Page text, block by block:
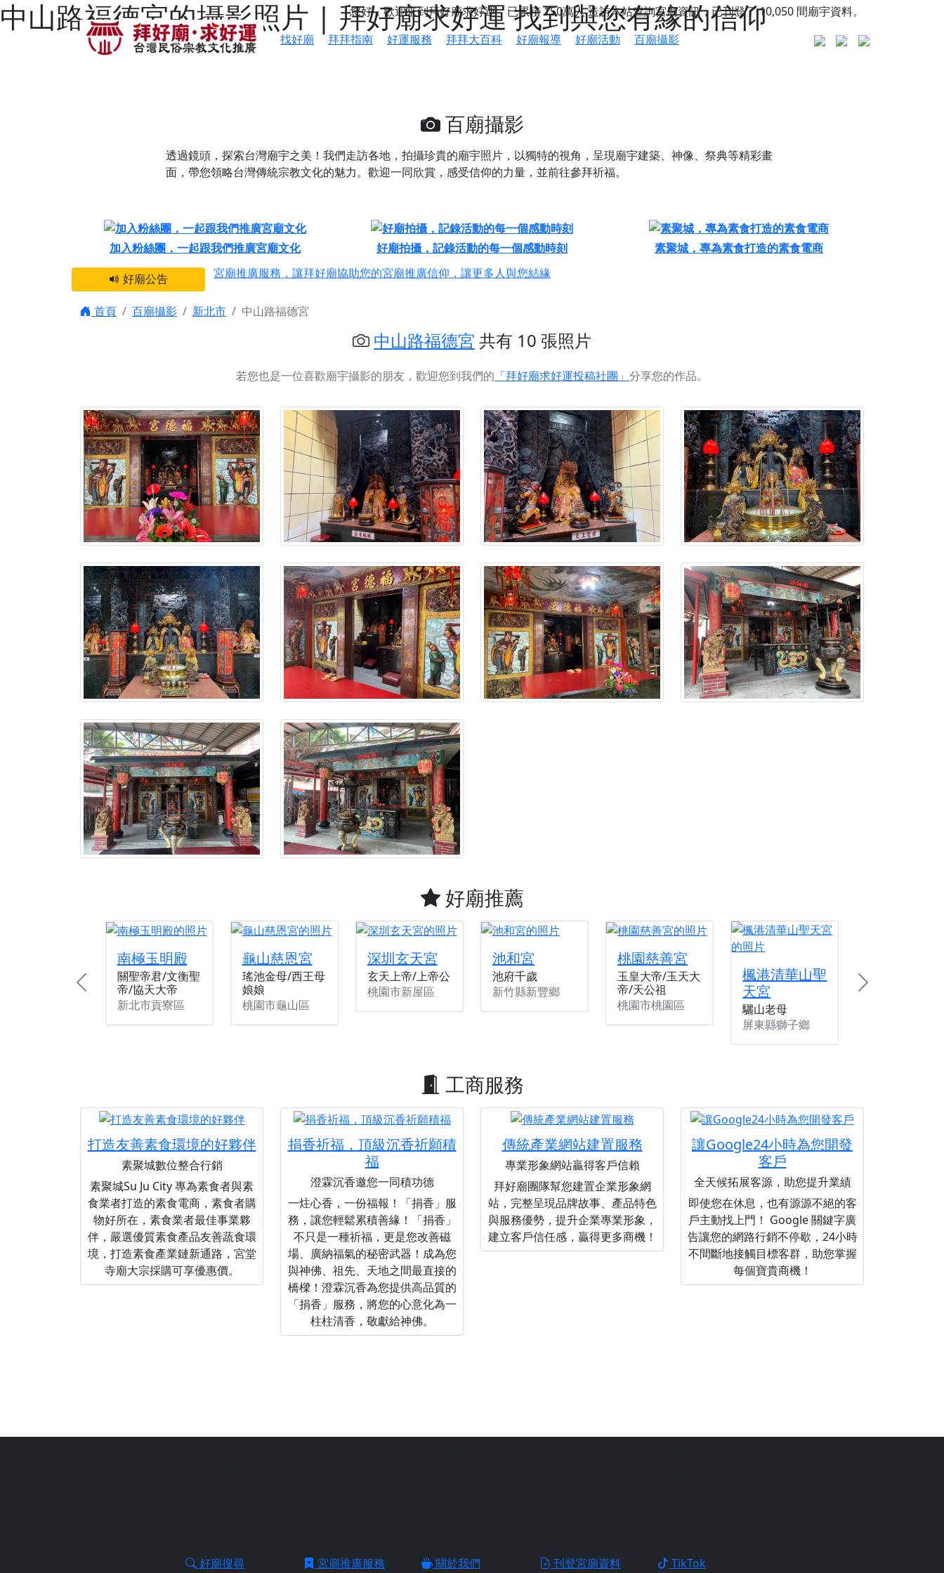
中山路福德宮的攝影照片 | 拜好廟求好運 找到與您有緣的信仰
您好，歡迎來到拜好廟求好運，已累積150萬人造訪本站查詢宮廟資訊，已刊登了10,050 間廟宇資料。
找好廟
拜拜指南 好運服務 拜拜大百科 好廟報導 好廟活動 百廟攝影
百廟攝影
透過鏡頭，探索台灣廟宇之美！我們走訪各地，拍攝珍貴的廟宇照片，以獨特的視角，呈現廟宇建築、神像、祭典等精彩畫
面，帶您領略台灣傳統宗教文化的魅力。歡迎一同欣賞，感受信仰的力量，並前往參拜祈福。
加入粉絲團，一起跟我們推廣宮廟文化 好廟拍攝，記錄活動的每一個感動時刻
素聚城，專為素食打造的素食電商
好廟公告
感謝 【新竹縣新豐鄉 池和宮】 贊助支持我們推廣台灣民俗宗教文化
宮廟推廣服務，讓拜好廟協助您的宮廟推廣信仰，讓更多人與您結緣
之旅」！
【台北北投 唭哩岸慈生宮】慶讚中元普渡法會，誠摯邀請您一同參與，為自己與家人累積福德、祈求平安好運
【屏東縣獅子鄉 楓港清華山聖天宮】驪山母娘聖誕暨中元普渡大法會，誠邀十方善信大德，一同回到母娘慈悲座前，祈福納祥、慎
終追遠、廣植福田
願平安順遂的慈悲心意。
【桃園龜山 慈恩宮】丙午年梁皇寶懺法會，一念虔誠禮寶懺，一分懺悔植福田，誠邀十方善信大德共同參與。
【新北貢寮 南極玉明殿】中元普渡大法會，誠摯歡迎十方善信大德隨喜贊普，為祖先親眷祈求安息，也為自身與家人累積福德、種
下善緣。
【桃園慈善宮(天公廟)】中元普渡交給專業的來，省時省力又積福！「玉皇大帝 大天尊」 親自坐鎮主法！幫你累積的功德福報自然
是「超級加倍」！
【台北北投 福慶宮】慶讚中元普渡法會，誠摯邀請十方善信大德，一同回到北投土地公埔，祈願闔家平安、地方祥和、福運綿長。
【桃園龜山 慈恩宮】丙午年慶讚中元普渡法會，正是讓我們用善念與功德，迴向冥陽兩利、闔家平安的殊勝因緣。
【新北八里 紫德宮】丙午年中元普渡讚普超薦法會，普施眾生・慎終追遠・廣植福田
【台北北投金虎爺會】父親節陪爸爸一起闖關趣，邀請大小朋友一起留下珍貴的家庭回憶
【新北八里 紫德宮】父親節奉茶感恩活動，一杯茶，一份心意；一句感謝，一生難忘。
【桃園新屋 深圳玄天宮】農曆七月擴大犒軍科儀，吉祥月不只有普渡祈福，也有一份感謝守護的虔誠心意
【桃園新屋 深圳玄天宮】七娘媽聖誕祝壽慶典，誠摯邀請十方善信大德攜家帶眷前來參香，共同向七娘媽祝壽祈福
歡迎友廟長官、小編加入我們LINE官方帳號，讓我們協助您的廟宇推廣。
歡迎信眾分享您前往廟宇的參拜體驗，推廣您的信仰
首頁 百廟攝影 新北市 中山路福德宮
中山路福德宮 共有 10 張照片
若您也是一位喜歡廟宇攝影的朋友，歡迎您到我們的 「拜好廟求好運投稿社團」 分享您的作品。
好廟推薦
南極玉明殿
關聖帝君/文衡聖
帝/協天大帝
新北市貢寮區
龜山慈恩宮
瑤池金母/西王母
娘娘
桃園市龜山區
深圳玄天宮
玄天上帝/上帝公
桃園市新屋區
池和宮
池府千歲
新竹縣新豐鄉
桃園慈善宮
玉皇大帝/玉天大
帝/天公祖
桃園市桃園區
楓港清華山聖
天宮
驪山老母
屏東縣獅子鄉
Previous Next
工商服務
打造友善素食環境的好夥伴
素聚城數位整合行銷
素聚城Su Ju City 專為素食者與素
食業者打造的素食電商，素食者購
物好所在，素食業者最佳事業夥
伴，嚴選優質素食產品友善蔬食環
境，打造素食產業鏈新通路，宮堂
寺廟大宗採購可享優惠價。
捐香祈福，頂級沉香祈願積
福
澄霖沉香邀您一同積功德
一炷心香，一份福報！「捐香」服
務，讓您輕鬆累積善緣！「捐香」
不只是一種祈福，更是您改善磁
場、廣納福氣的秘密武器！成為您
與神佛、祖先、天地之間最直接的
橋樑！澄霖沉香為您提供高品質的
「捐香」服務，將您的心意化為一
柱柱清香，敬獻給神佛。
傳統產業網站建置服務
專業形象網站贏得客戶信賴
拜好廟團隊幫您建置企業形象網
站，完整呈現品牌故事、產品特色
與服務優勢，提升企業專業形象，
建立客戶信任感，贏得更多商機！
讓Google24小時為您開發
客戶
全天候拓展客源，助您提升業績
即使您在休息，也有源源不絕的客
戶主動找上門！ Google 關鍵字廣
告讓您的網路行銷不停歇，24小時
不間斷地接觸目標客群，助您掌握
每個寶貴商機！
好廟搜尋
宮廟推廣服務
關於我們
刊登宮廟資料
TikTok